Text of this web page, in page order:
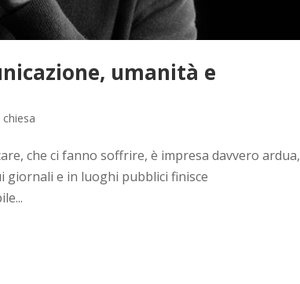
umanità e
che ci fanno soffrire, è impresa davvero ardua,
giornali e in luoghi pubblici finisce